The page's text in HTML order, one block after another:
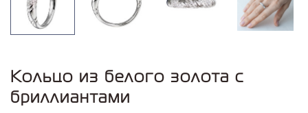
Кольцо из белого золота с
бриллиантами